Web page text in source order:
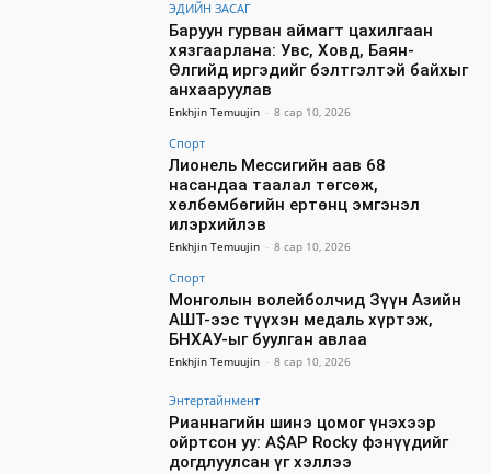
ЭДИЙН ЗАСАГ
Баруун гурван аймагт цахилгаан
хязгаарлана: Увс, Ховд, Баян-
Өлгийд иргэдийг бэлтгэлтэй байхыг
анхааруулав
Enkhjin Temuujin - 8 сар 10, 2026
Спорт
Лионель Мессигийн аав 68
насандаа таалал төгсөж,
хөлбөмбөгийн ертөнц эмгэнэл
илэрхийлэв
Enkhjin Temuujin - 8 сар 10, 2026
Спорт
Монголын волейболчид Зүүн Азийн
АШТ-ээс түүхэн медаль хүртэж,
БНХАУ-ыг буулган авлаа
Enkhjin Temuujin - 8 сар 10, 2026
Энтертайнмент
Рианнагийн шинэ цомог үнэхээр
ойртсон уу: A$AP Rocky фэнүүдийг
догдлуулсан үг хэллээ